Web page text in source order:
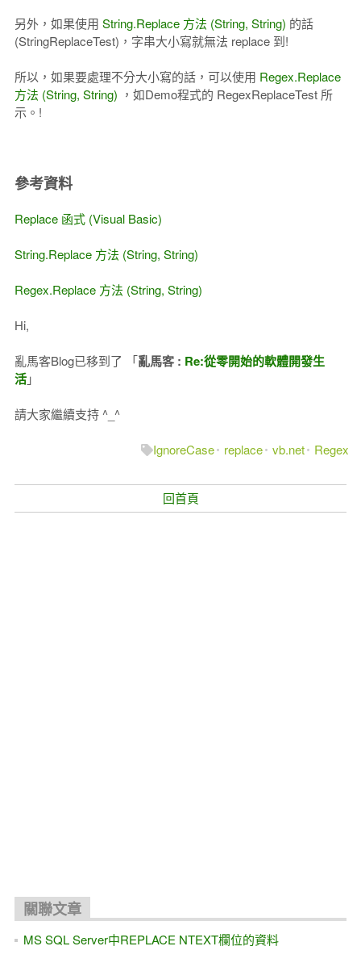
另外，如果使用 String.Replace 方法 (String, String) 的話
(StringReplaceTest)，字串大小寫就無法 replace 到!
所以，如果要處理不分大小寫的話，可以使用 Regex.Replace
方法 (String, String) ，如Demo程式的 RegexReplaceTest 所
示。!
參考資料
Replace 函式 (Visual Basic)
String.Replace 方法 (String, String)
Regex.Replace 方法 (String, String)
Hi,
亂馬客Blog已移到了 「亂馬客​ : Re:從零開始的軟體開發生
活」
請大家繼續支持 ^_^
IgnoreCase replace vb.net Regex
回首頁
關聯文章
MS SQL Server中REPLACE NTEXT欄位的資料